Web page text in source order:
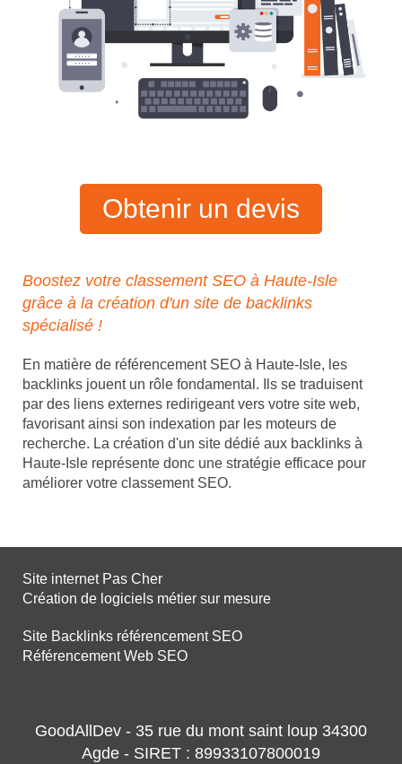
Obtenir un devis
Boostez votre classement SEO à Haute-Isle
grâce à la création d'un site de backlinks
spécialisé !
En matière de référencement SEO à Haute-Isle, les
backlinks jouent un rôle fondamental. Ils se traduisent
par des liens externes redirigeant vers votre site web,
favorisant ainsi son indexation par les moteurs de
recherche. La création d'un site dédié aux backlinks à
Haute-Isle représente donc une stratégie efficace pour
améliorer votre classement SEO.
Site internet Pas Cher
Création de logiciels métier sur mesure
Site Backlinks référencement SEO
Référencement Web SEO
GoodAllDev - 35 rue du mont saint loup 34300
Agde - SIRET : 89933107800019